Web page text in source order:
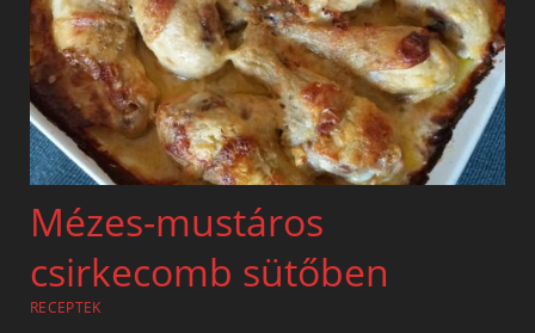
Mézes-mustáros
csirkecomb sütőben
RECEPTEK